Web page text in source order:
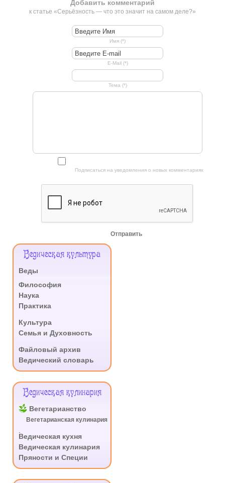
Добавить комментарий
к статье «Серьёзность — что это значит на самом деле?»
Имя (*)
E-Mail (*)
Тема (*)
Подписаться на уведомления о новых комментариях
Отправить
Меню
Ведическая культура
Веды
.
Философия
Наука
Практика
Культура
Семья и Духовность
Файловый архив
Ведический словарь
Ведическая кулинария
Вегетарианство
Вегетарианская кулинария
.
Ведическая кухня
Ведическая кулинария
Пряности и Специи